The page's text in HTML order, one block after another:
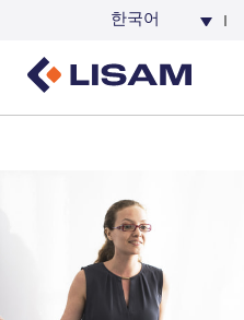
한국어